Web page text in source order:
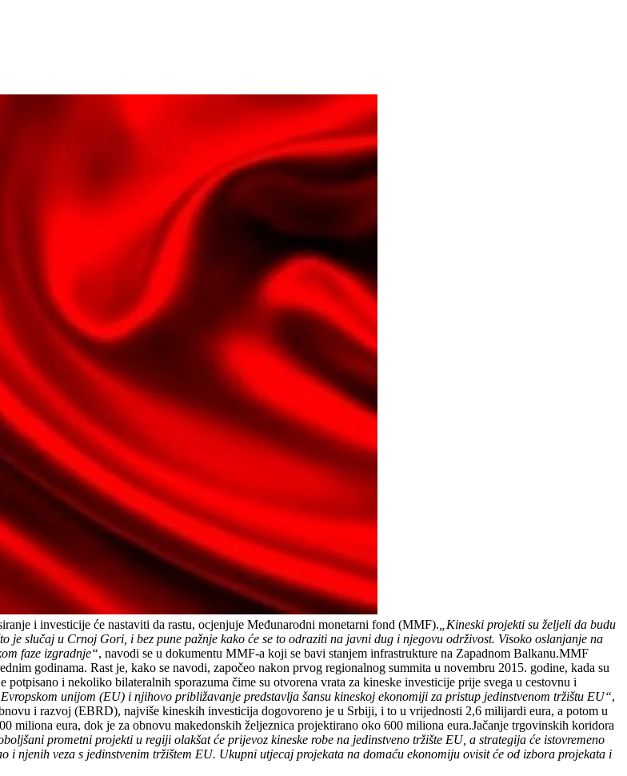
i investicije će nastaviti da rastu, ocjenjuje Međunarodni monetarni fond (MMF). „Kineski projekti su željeli da budu
slučaj u Crnoj Gori, i bez pune pažnje kako će se to odraziti na javni dug i njegovu održivost. Visoko oslanjanje na
faze izgradnje“, navodi se u dokumentu MMF-a koji se bavi stanjem infrastrukture na Zapadnom Balkanu.MMF
godinama. Rast je, kako se navodi, započeo nakon prvog regionalnog summita u novembru 2015. godine, kada su
i nekoliko bilateralnih sporazuma čime su otvorena vrata za kineske investicije prije svega u cestovnu i
unijom (EU) i njihovo približavanje predstavlja šansu kineskoj ekonomiji za pristup jedinstvenom tržištu EU“,
i razvoj (EBRD), najviše kineskih investicija dogovoreno je u Srbiji, i to u vrijednosti 2,6 milijardi eura, a potom u
eura, dok je za obnovu makedonskih željeznica projektirano oko 600 miliona eura.Jačanje trgovinskih koridora
prometni projekti u regiji olakšat će prijevoz kineske robe na jedinstveno tržište EU, a strategija će istovremeno
njenih veza s jedinstvenim tržištem EU. Ukupni utjecaj projekata na domaću ekonomiju ovisit će od izbora projekata i